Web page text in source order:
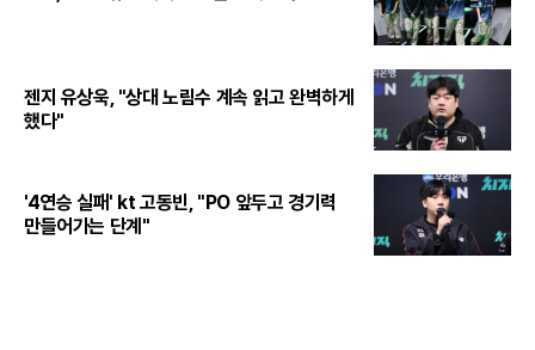
젠지 유상욱, "상대 노림수 계속 읽고 완벽하게
했다"
'4연승 실패' kt 고동빈, "PO 앞두고 경기력
만들어가는 단계"